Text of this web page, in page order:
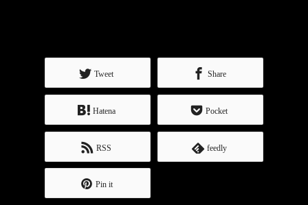
Tweet Share
Hatena Pocket
RSS feedly
Pin it